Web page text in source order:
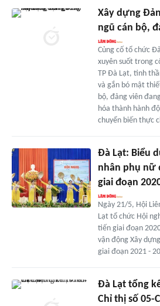
Xây dựng
ngũ cán bộ,
Củng cố tổ chức
xuyên suốt trong
TP Đà Lạt, tinh
và gắn bó mật
bộ, đảng viên
hóa thành hành
chuyển biến thực
Đà Lạt: Biểu
nhân phụ nữ
giai đoạn
Ngày 21/5, Hội
Lạt tổ chức Hội
tiến giai đoạn
vận động Xây
giai đoạn 2021 -
Đà Lạt tổng
Chỉ thị số 05-